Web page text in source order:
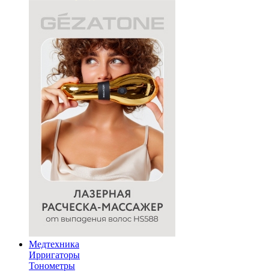
Медтехника
Ирригаторы
Тонометры